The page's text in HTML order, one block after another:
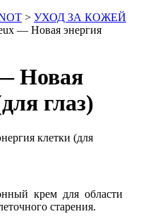
> УХОД ЗА КОЖЕЙ
— Новая энергия
Новая
глаз)
крем для области
старения.